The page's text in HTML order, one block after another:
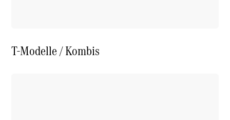
T-Modelle / Kombis